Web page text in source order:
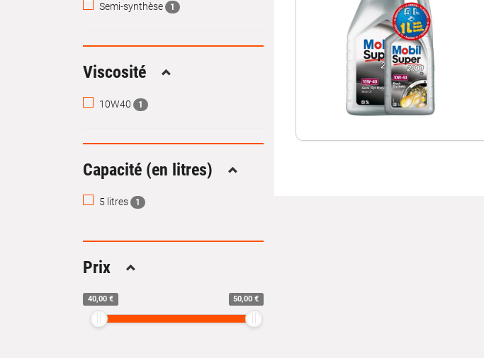
Semi-synthèse 1
Viscosité Replier
10W40 1
Capacité (en litres) Replier
5 litres 1
Prix Replier
40,00 € 50,00 €